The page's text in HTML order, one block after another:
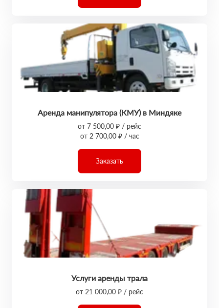
Аренда манипулятора (КМУ) в Миндяке
от 7 500,00 ₽ / рейс
от 2 700,00 ₽ / час
Заказать
Услуги аренды трала
от 21 000,00 ₽ / рейс